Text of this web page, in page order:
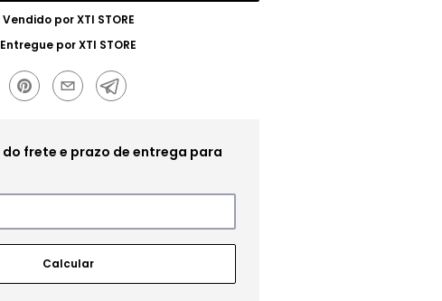
Vendido porXTI STORE
Entregue porXTI STORE